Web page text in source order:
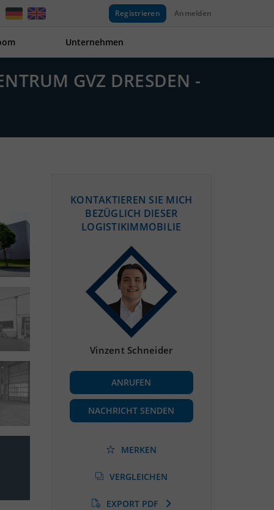
Registrieren Anmelden
Unternehmen
GVZ DRESDEN -
KONTAKTIEREN SIE MICH
BEZÜGLICH DIESER
LOGISTIKIMMOBILIE
Vinzent Schneider
ANRUFEN
NACHRICHT SENDEN
MERKEN
VERGLEICHEN
EXPORT PDF